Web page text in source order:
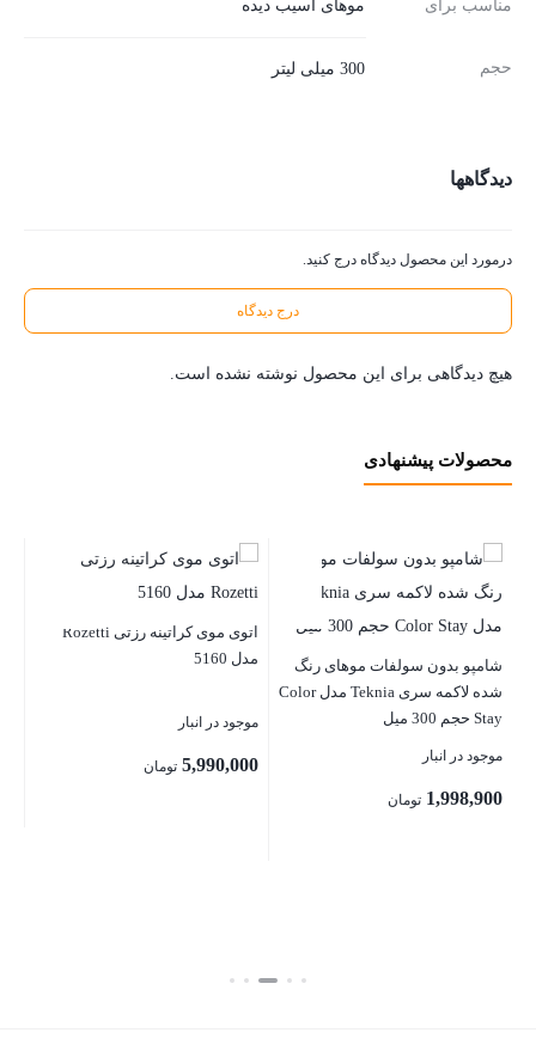
مناسب برای موهای آسیب دیده
حجم 300 میلی لیتر
دیدگاهها
درمورد این محصول دیدگاه درج کنید.
درج دیدگاه
هیچ دیدگاهی برای این محصول نوشته نشده است.
محصولات پیشنهادی
شامپو بدون سولفات موهای رنگ
شده لاکمه سری Teknia مدل Color
Stay حجم 300 میل
موجود در انبار
1,998,900 تومان
اتوی موی کراتینه رزتی Rozetti
مدل 5160
موجود در انبار
5,990,000 تومان